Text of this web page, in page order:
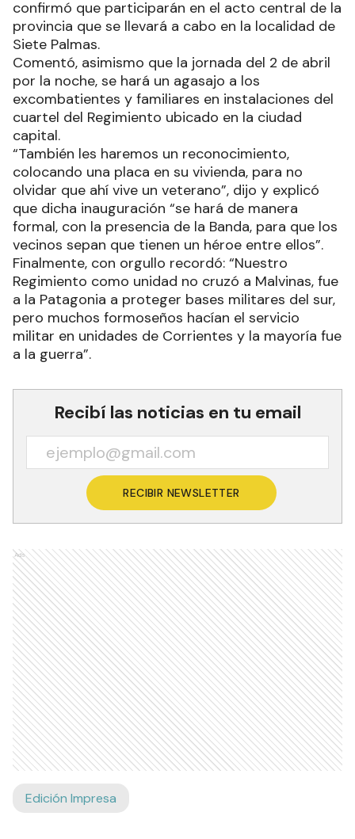
confirmó que participarán en el acto central de la
provincia que se llevará a cabo en la localidad de
Siete Palmas.
Comentó, asimismo que la jornada del 2 de abril
por la noche, se hará un agasajo a los
excombatientes y familiares en instalaciones del
cuartel del Regimiento ubicado en la ciudad
capital.
“También les haremos un reconocimiento,
colocando una placa en su vivienda, para no
olvidar que ahí vive un veterano”, dijo y explicó
que dicha inauguración “se hará de manera
formal, con la presencia de la Banda, para que los
vecinos sepan que tienen un héroe entre ellos”.
Finalmente, con orgullo recordó: “Nuestro
Regimiento como unidad no cruzó a Malvinas, fue
a la Patagonia a proteger bases militares del sur,
pero muchos formoseños hacían el servicio
militar en unidades de Corrientes y la mayoría fue
a la guerra”.
Recibí las noticias en tu email
RECIBIR NEWSLETTER
Ads
Edición Impresa